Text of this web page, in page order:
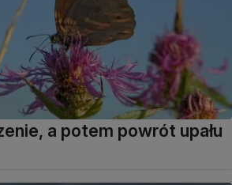
a potem powrót upału